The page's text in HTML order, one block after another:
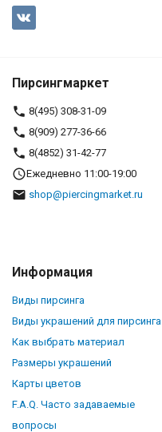
Пирсингмаркет
8(495) 308-31-09
8(909) 277-36-66
8(4852) 31-42-77
Ежедневно 11:00-19:00
shop@piercingmarket.ru
Информация
Виды пирсинга
Виды украшений для пирсинга
Как выбрать материал
Размеры украшений
Карты цветов
F.A.Q. Часто задаваемые
вопросы